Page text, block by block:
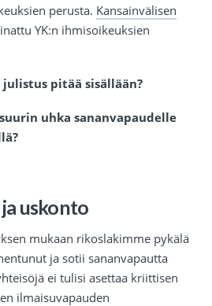
perusta. Kansainvälisen
YK:n ihmisoikeuksien
pitää sisällään?
uhka sananvapaudelle
ja uskonto
mukaan rikoslakimme pykälä
ja sotii sananvapautta
ei tulisi asettaa kriittisen
ilmaisuvapauden